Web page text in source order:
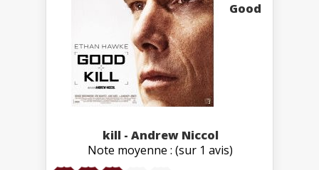
Good
kill - Andrew Niccol
Note moyenne : (sur 1 avis)